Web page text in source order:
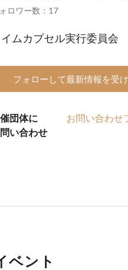
ロワー数：17
ムカプセル実行委員会
フォローして最新情報を受
団体に
い合わせ
お問い合わせ
ベント